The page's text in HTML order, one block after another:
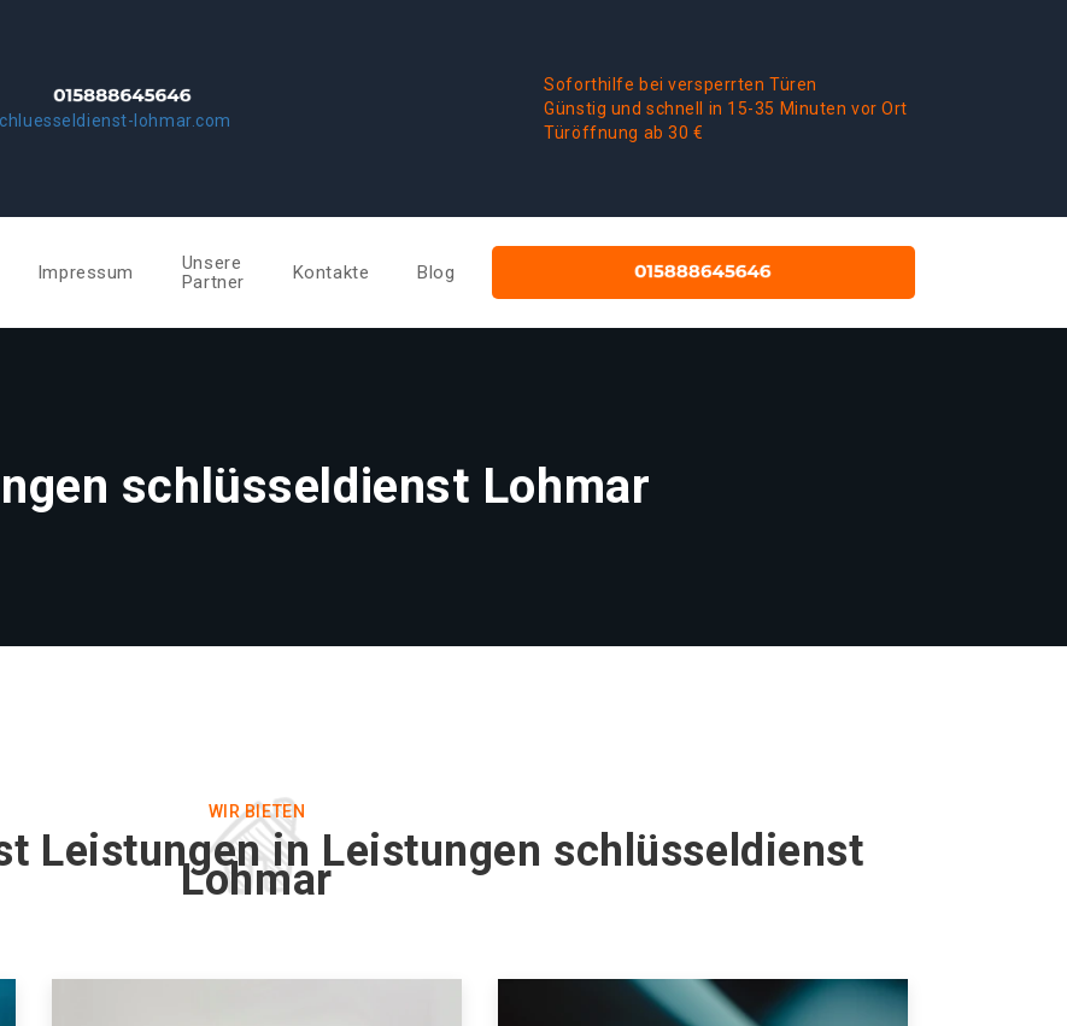
lohmar.com
Soforthilfe bei versperrten Türen
Günstig und schnell in 15-35 Minuten vor Ort
Türöffnung ab 30 €
Impressum
Unsere
Partner
Kontakte Blog
schlüsseldienst Lohmar
WIR BIETEN
Leistungen in Leistungen schlüsseldienst
Lohmar